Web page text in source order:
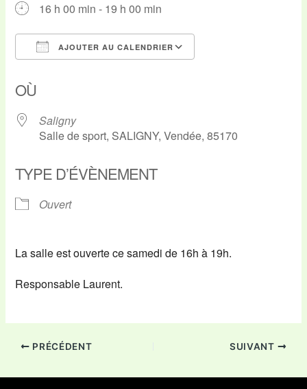
16 h 00 min - 19 h 00 min
AJOUTER AU CALENDRIER
OÙ
Saligny
Salle de sport, SALIGNY, Vendée, 85170
TYPE D’ÉVÈNEMENT
Ouvert
La salle est ouverte ce samedi de 16h à 19h.
Responsable Laurent.
PRÉCÉDENT SUIVANT